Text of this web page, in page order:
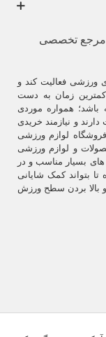
، صرفاً محدود به
و آسیب به گردن با
ضربه شدید،
محافظ دندان‌قروچه (
از سایش شبانه
مرجع تخصصی
ورزشی فعالیت کند و
زمان به دست
همواره موردی
و نیازمند خریدی
لوازم ورزشی
و لوازم ورزشی
های بسیار مناسب و در
بتواند کمک شایانی
بالا بردن سطح ورزش